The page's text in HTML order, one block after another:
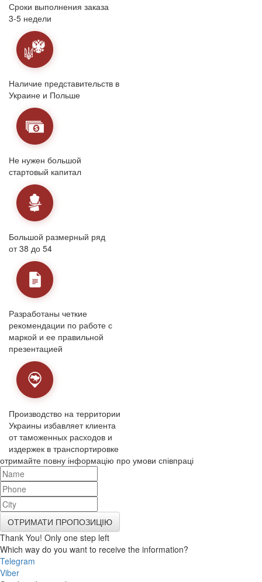
Сроки выполнения заказа
3-5 недели
Наличие представительств в
Украине и Польше
Не нужен большой
стартовый капитал
Большой размерный ряд
от 38 до 54
Разработаны четкие
рекомендации по работе с
маркой и ее правильной
презентацией
Производство на территории
Украины избавляет клиента
от таможенных расходов и
издержек в транспортировке
отримайте повну інформацію про умови співпраці
ОТРИМАТИ ПРОПОЗИЦІЮ
Thank You! Only one step left
Which way do you want to receive the information?
Telegram
Viber